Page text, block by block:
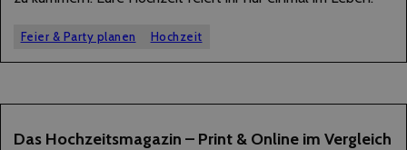
ist es…
Feier & Party planen Hochzeit
23
Das Hochzeitsmagazin – Print & Online im Vergleich